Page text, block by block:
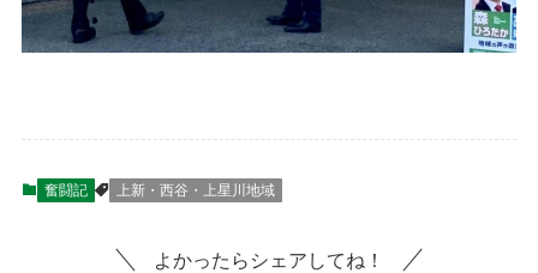
奮闘記 上新・西谷・上星川地域
よかったらシェアしてね！